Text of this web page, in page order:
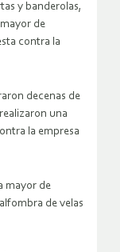
y banderolas,
de
contra la
decenas de
una
la empresa
mayor de
de velas